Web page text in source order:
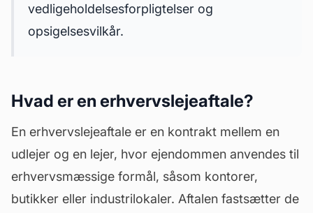
vedligeholdelsesforpligtelser og
opsigelsesvilkår.
Hvad er en erhvervslejeaftale?
En erhvervslejeaftale er en kontrakt mellem en
udlejer og en lejer, hvor ejendommen anvendes til
erhvervsmæssige formål, såsom kontorer,
butikker eller industrilokaler. Aftalen fastsætter de